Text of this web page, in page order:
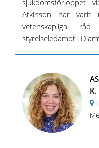
sjukdomsförloppet
Atkinson har varit
vetenskapliga
styrelseledamot i
K.